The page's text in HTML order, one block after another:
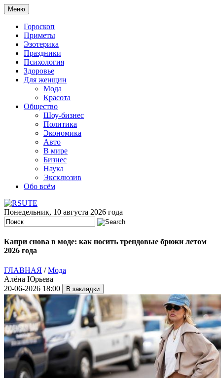
Меню
Гороскоп
Приметы
Эзотерика
Праздники
Психология
Здоровье
Для женщин
Мода
Красота
Общество
Шоу-бизнес
Политика
Экономика
Авто
В мире
Бизнес
Наука
Эксклюзив
Обо всём
Понедельник, 10 августа 2026 года
Капри снова в моде: как носить трендовые брюки летом
2026 года
ГЛАВНАЯ /Мода
Алёна Юрьева
20-06-2026 18:00